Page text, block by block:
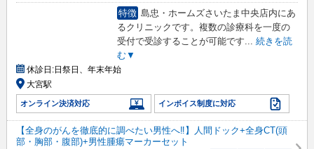
特徴 島忠・ホームズさいたま中央店内にあ
るクリニックです。複数の診療科を一度の
受付で受診することが可能です
続きを読
む▼
休診日:日祭日、年末年始
大宮駅
オンライン決済対応 インボイス制度に対応
【全身のがんを徹底的に調べたい男性へ‼】人間ドック+全身CT(頭
部・胸部・腹部)+男性腫瘍マーカーセット